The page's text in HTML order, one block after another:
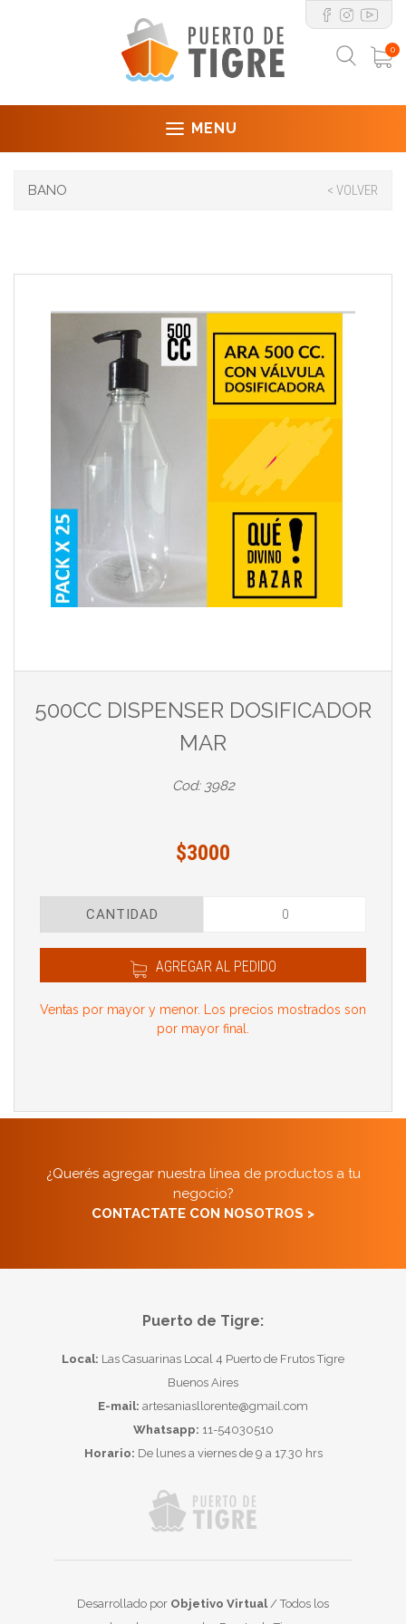
0
MENU
BANO < VOLVER
500CC DISPENSER DOSIFICADOR
MAR
Cod: 3982
$3000
CANTIDAD
AGREGAR AL PEDIDO
Ventas por mayor y menor. Los precios mostrados son
por mayor final.
¿Querés agregar nuestra línea de productos a tu
negocio?
CONTACTATE CON NOSOTROS >
Puerto de Tigre:
Local: Las Casuarinas Local 4 Puerto de Frutos Tigre
Buenos Aires
E-mail: artesaniasllorente@gmail.com
Whatsapp: 11-54030510
Horario: De lunes a viernes de 9 a 17.30 hrs
Desarrollado por Objetivo Virtual/ Todos los